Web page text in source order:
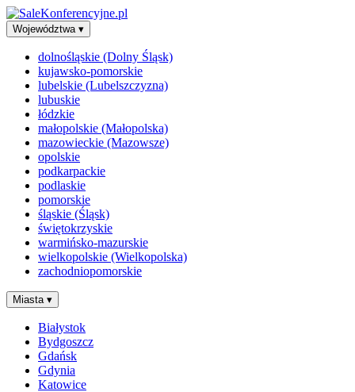
Województwa ▾
dolnośląskie (Dolny Śląsk)
kujawsko-pomorskie
lubelskie (Lubelszczyzna)
lubuskie
łódzkie
małopolskie (Małopolska)
mazowieckie (Mazowsze)
opolskie
podkarpackie
podlaskie
pomorskie
śląskie (Śląsk)
świętokrzyskie
warmińsko-mazurskie
wielkopolskie (Wielkopolska)
zachodniopomorskie
Miasta ▾
Białystok
Bydgoszcz
Gdańsk
Gdynia
Katowice